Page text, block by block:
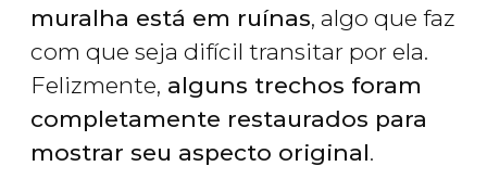
muralha está em ruínas, algo que faz
com que seja difícil transitar por ela.
Felizmente, alguns trechos foram
completamente restaurados para
mostrar seu aspecto original.